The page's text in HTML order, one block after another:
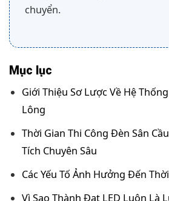
chuyển.
Mục lục
Giới Thiệu Sơ Lược Về Hệ
Lông
Thời Gian Thi Công Đèn Sân
Tích Chuyên Sâu
Các Yếu Tố Ảnh Hưởng Đến
Vì Sao Thành Đạt LED Luôn Là